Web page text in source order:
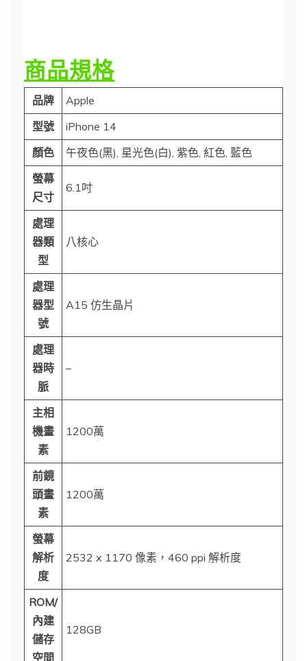
商品規格
品牌
Apple
型號
iPhone 14
顏色
午夜色(黑), 星光色(白), 紫色, 紅色, 藍色
螢幕
尺寸
6.1吋
處理
器類
型
八核心
處理
器型
號
A15 仿生晶片
處理
器時
脈
–
主相
機畫
素
1200萬
前鏡
頭畫
素
1200萬
螢幕
解析
度
2532 x 1170 像素，460 ppi 解析度
ROM/
內建
儲存
空間
128GB